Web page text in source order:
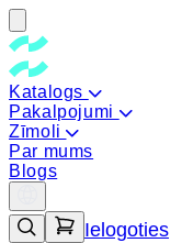
Katalogs
Pakalpojumi
Zīmoli
Par mums
Blogs
Ielogoties